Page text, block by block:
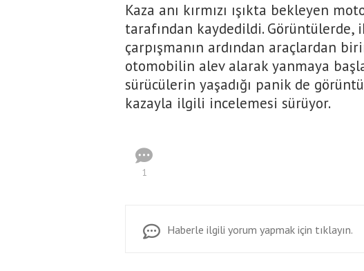
Kaza anı kırmızı ışıkta bekleyen
tarafından kaydedildi. Görüntülerde,
çarpışmanın ardından araçlardan
otomobilin alev alarak yanmaya
sürücülerin yaşadığı panik de
kazayla ilgili incelemesi sürüyor.
1
Haberle ilgili yorum yapmak için tıklayın.